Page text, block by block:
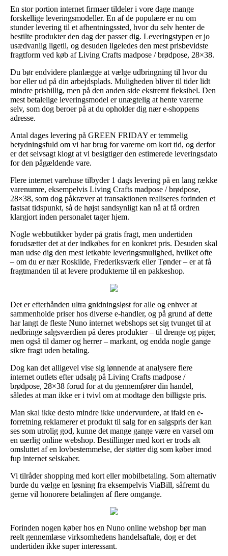
En stor portion internet firmaer tildeler i vore dage mange
forskellige leveringsmodeller. En af de populære er nu om
stunder levering til et afhentningssted, hvor du selv henter de
bestilte produkter den dag der passer dig. Leveringstypen er jo
usædvanlig ligetil, og desuden ligeledes den mest prisbevidste
fragtform ved køb af Living Crafts madpose / brødpose, 28×38.
Du bør endvidere planlægge at vælge udbringning til hvor du
bor eller ud på din arbejdsplads. Muligheden bliver til tider lidt
mindre prisbillig, men på den anden side ekstremt fleksibel. Den
mest betalelige leveringsmodel er unægtelig at hente varerne
selv, som dog beroer på at du opholder dig nær e-shoppens
adresse.
Antal dages levering på GREEN FRIDAY er temmelig
betydningsfuld om vi har brug for varerne om kort tid, og derfor
er det selvsagt klogt at vi besigtiger den estimerede leveringsdato
for den pågældende vare.
Flere internet varehuse tilbyder 1 dags levering på en lang række
varenumre, eksempelvis Living Crafts madpose / brødpose,
28×38, som dog påkræver at transaktionen realiseres forinden et
fastsat tidspunkt, så de højst sandsynligt kan nå at få ordren
klargjort inden personalet tager hjem.
Nogle webbutikker byder på gratis fragt, men undertiden
forudsætter det at der indkøbes for en konkret pris. Desuden skal
man udse dig den mest letkøbte leveringsmulighed, hvilket ofte
– om du er nær Roskilde, Frederiksværk eller Tønder – er at få
fragtmanden til at levere produkterne til en pakkeshop.
Det er efterhånden ultra gnidningsløst for alle og enhver at
sammenholde priser hos diverse e-handler, og på grund af dette
har langt de fleste Nuno internet webshops set sig tvunget til at
nedbringe salgsværdien på deres produkter – til drenge og piger,
men også til damer og herrer – markant, og endda nogle gange
sikre fragt uden betaling.
Dog kan det alligevel vise sig lønnende at analysere flere
internet outlets efter udsalg på Living Crafts madpose /
brødpose, 28×38 forud for at du gennemfører din handel,
således at man ikke er i tvivl om at modtage den billigste pris.
Man skal ikke desto mindre ikke undervurdere, at ifald en e-
forretning reklamerer et produkt til salg for en salgspris der kan
ses som utrolig god, kunne det mange gange være en varsel om
en uærlig online webshop. Bestillinger med kort er trods alt
omsluttet af en lovbestemmelse, der støtter dig som køber imod
fup internet selskaber.
Vi tilråder shopping med kort eller mobilbetaling. Som alternativ
burde du vælge en løsning fra eksempelvis ViaBill, såfremt du
gerne vil honorere betalingen af flere omgange.
Forinden nogen køber hos en Nuno online webshop bør man
reelt gennemlæse virksomhedens handelsaftale, dog er det
undertiden ikke super interessant.